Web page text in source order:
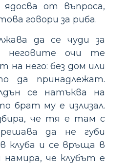
от въпроса,
говори за риба.
да се чуди за
неговите очи те
на него: без дом или
да принадлежат.
се натъква на
брат му е излизал.
че тя е там с
да не губи
клуба и се връща в
намира, че клубът е